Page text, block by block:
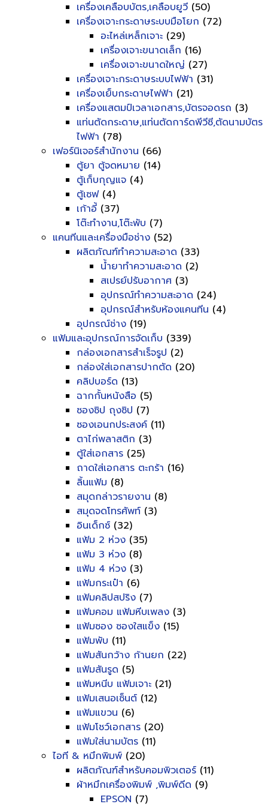
เครื่องเคลือบบัตร,เคลือบยูวี (50)
เครื่องเจาะกระดาษระบบมือโยก (72)
อะไหล่เหล็กเจาะ (29)
เครื่องเจาะขนาดเล็ก (16)
เครื่องเจาะขนาดใหญ่ (27)
เครื่องเจาะกระดาษระบบไฟฟ้า (31)
เครื่องเย็บกระดาษไฟฟ้า (21)
เครื่องแสตมป์เวลาเอกสาร,บัตรจอดรถ (3)
แท่นตัดกระดาษ,แท่นตัดการ์ดพีวีซี,ตัดนามบัตร
ไฟฟ้า (78)
เฟอร์นิเจอร์สำนักงาน (66)
ตู้ยา ตู้จดหมาย (14)
ตู้เก็บกุญแจ (4)
ตู้เซฟ(4)
เก้าอี้ (37)
โต๊ะทำงาน,โต๊ะพับ (7)
แคนทีนและเครื่องมือช่าง (52)
ผลิตภัณฑ์ทำความสะอาด (33)
น้ำยาทำความสะอาด (2)
สเปรย์ปรับอากาศ (3)
อุปกรณ์ทำความสะอาด (24)
อุปกรณ์สำหรับห้องแคนทีน (4)
อุปกรณ์ช่าง (19)
แฟ้มและอุปกรณ์การจัดเก็บ (339)
กล่องเอกสารสำเร็จรูป (2)
กล่องใส่เอกสารปากตัด (20)
คลิปบอร์ด (13)
ฉากกั้นหนังสือ (5)
ซองซิป ถุงซิป (7)
ซองเอนกประสงค์ (11)
ตาไก่พลาสติก (3)
ตู้ใส่เอกสาร (25)
ถาดใส่เอกสาร ตะกร้า (16)
ลิ้นแฟ้ม (8)
สมุดกล่าวรายงาน (8)
สมุดจดโทรศัพท์ (3)
อินเด็กซ์ (32)
แฟ้ม 2 ห่วง (35)
แฟ้ม 3 ห่วง (8)
แฟ้ม 4 ห่วง (3)
แฟ้มกระเป๋า (6)
แฟ้มคลิปสปริง (7)
แฟ้มคอม แฟ้มหีบเพลง (3)
แฟ้มซอง ซองใสแข็ง (15)
แฟ้มพับ (11)
แฟ้มสันกว้าง ก้านยก (22)
แฟ้มสันรูด (5)
แฟ้มหนีบ แฟ้มเจาะ (21)
แฟ้มเสนอเซ็นต์ (12)
แฟ้มแขวน (6)
แฟ้มโชว์เอกสาร (20)
แฟ้มใส่นามบัตร (11)
ไอที & หมึกพิมพ์ (20)
ผลิตภัณฑ์สำหรับคอมพิวเตอร์ (11)
ผ้าหมึกเครื่องพิมพ์ ,พิมพ์ดีด (9)
EPSON (7)